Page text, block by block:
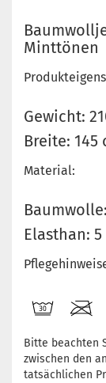
Minttönen
Gewicht:
Breite: 145
Material:
Elasthan: 5
Bitte beachten
zwischen den
tatsächlichen